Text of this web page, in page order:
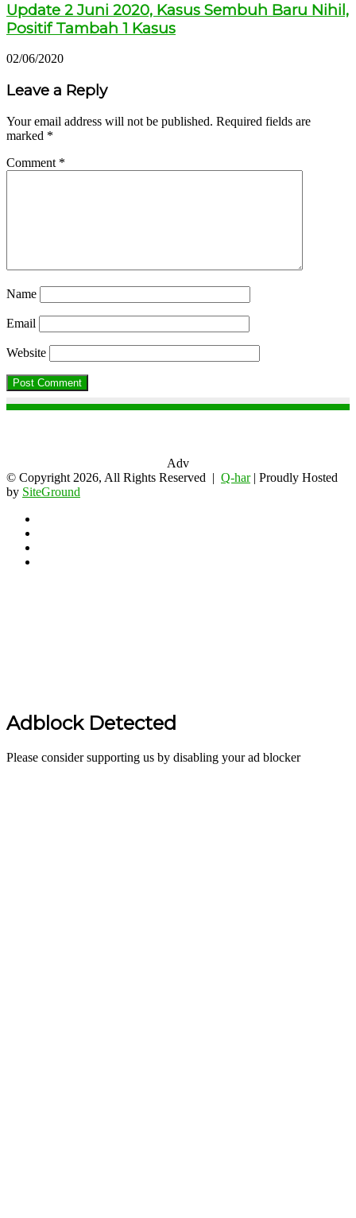
Update 2 Juni 2020, Kasus Sembuh Baru Nihil,
Positif Tambah 1 Kasus
02/06/2020
Leave a Reply
Your email address will not be published. Required fields are
marked *
Comment *
Name
Email
Website
Adv
© Copyright 2026, All Rights Reserved | Q-har| Proudly Hosted
by SiteGround
Adblock Detected
Please consider supporting us by disabling your ad blocker